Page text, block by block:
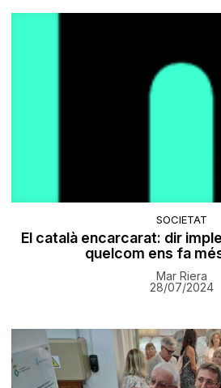
SOCIETAT
El català encarcarat: dir
quelcom ens fa
Mar Riera
28/07/2024